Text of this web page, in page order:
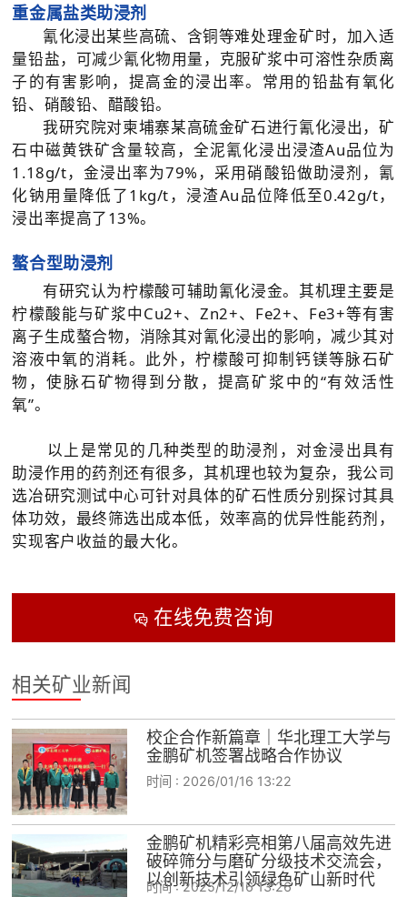
重金属盐类助浸剂
氰化浸出某些高硫、含铜等难处理金矿时，加入适
量铅盐，可减少氰化物用量，克服矿浆中可溶性杂质离
子的有害影响，提高金的浸出率。常用的铅盐有氧化
铅、硝酸铅、醋酸铅。
我研究院对柬埔寨某高硫金矿石进行氰化浸出，矿
石中磁黄铁矿含量较高，全泥氰化浸出浸渣Au品位为
1.18g/t，金浸出率为79%，采用硝酸铅做助浸剂，氰
化钠用量降低了1kg/t，浸渣Au品位降低至0.42g/t，
浸出率提高了13%。
螯合型助浸剂
有研究认为柠檬酸可辅助氰化浸金。其机理主要是
柠檬酸能与矿浆中Cu2+、Zn2+、Fe2+、Fe3+等有害
离子生成螯合物，消除其对氰化浸出的影响，减少其对
溶液中氧的消耗。此外，柠檬酸可抑制钙镁等脉石矿
物，使脉石矿物得到分散，提高矿浆中的“有效活性
氧”。
以上是常见的几种类型的助浸剂，对金浸出具有
助浸作用的药剂还有很多，其机理也较为复杂，我公司
选冶研究测试中心可针对具体的矿石性质分别探讨其具
体功效，最终筛选出成本低，效率高的优异性能药剂，
实现客户收益的最大化。
在线免费咨询
相关矿业新闻
校企合作新篇章｜华北理工大学与
金鹏矿机签署战略合作协议
时间 : 2026/01/16 13:22
金鹏矿机精彩亮相第八届高效先进
破碎筛分与磨矿分级技术交流会，
以创新技术引领绿色矿山新时代
时间 :2025/12/16 13:26